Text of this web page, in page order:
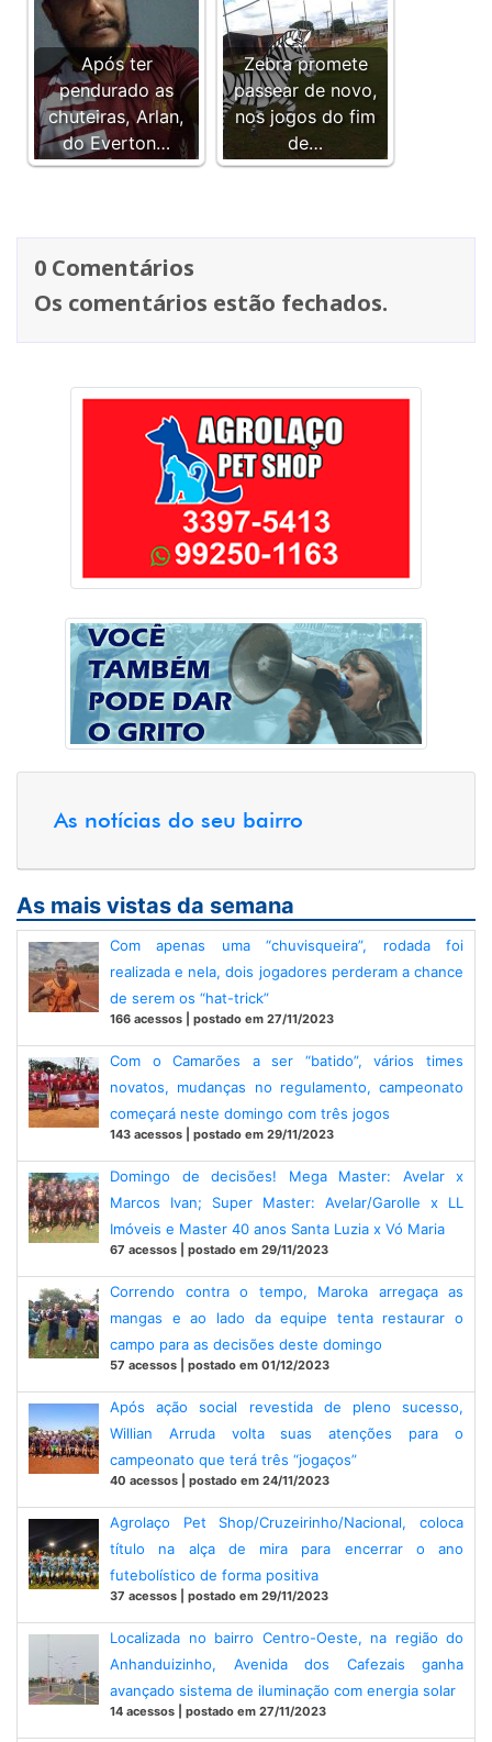
Após ter
pendurado as
chuteiras, Arlan,
do Everton…
Zebra promete
passear de novo,
nos jogos do fim
de…
0 Comentários
Os comentários estão fechados.
As notícias do seu bairro
As mais vistas da semana
Com apenas uma “chuvisqueira”, rodada foi
realizada e nela, dois jogadores perderam a chance
de serem os “hat-trick”
166 acessos | postado em 27/11/2023
Com o Camarões a ser “batido”, vários times
novatos, mudanças no regulamento, campeonato
começará neste domingo com três jogos
143 acessos | postado em 29/11/2023
Domingo de decisões! Mega Master: Avelar x
Marcos Ivan; Super Master: Avelar/Garolle x LL
Imóveis e Master 40 anos Santa Luzia x Vó Maria
67 acessos | postado em 29/11/2023
Correndo contra o tempo, Maroka arregaça as
mangas e ao lado da equipe tenta restaurar o
campo para as decisões deste domingo
57 acessos | postado em 01/12/2023
Após ação social revestida de pleno sucesso,
Willian Arruda volta suas atenções para o
campeonato que terá três “jogaços”
40 acessos | postado em 24/11/2023
Agrolaço Pet Shop/Cruzeirinho/Nacional, coloca
título na alça de mira para encerrar o ano
futebolístico de forma positiva
37 acessos | postado em 29/11/2023
Localizada no bairro Centro-Oeste, na região do
Anhanduizinho, Avenida dos Cafezais ganha
avançado sistema de iluminação com energia solar
14 acessos | postado em 27/11/2023